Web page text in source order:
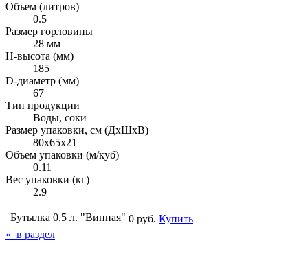
Объем (литров)
0.5
Размер горловины
28 мм
H-высота (мм)
185
D-диаметр (мм)
67
Тип продукции
Воды, соки
Размер упаковки, см (ДxШxВ)
80x65x21
Объем упаковки (м/куб)
0.11
Вес упаковки (кг)
2.9
Бутылка 0,5 л. "Винная" 0 руб. Купить
« в раздел